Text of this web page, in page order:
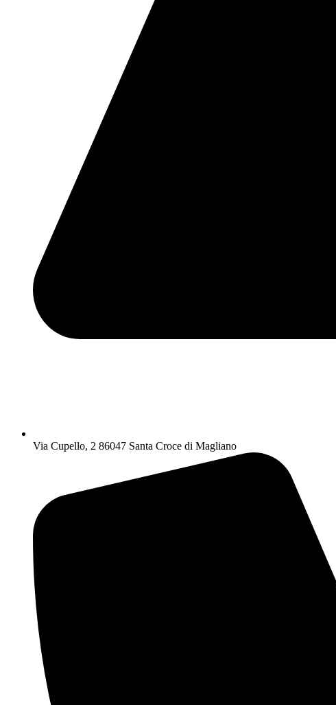
Via Cupello, 2 86047 Santa Croce di Magliano